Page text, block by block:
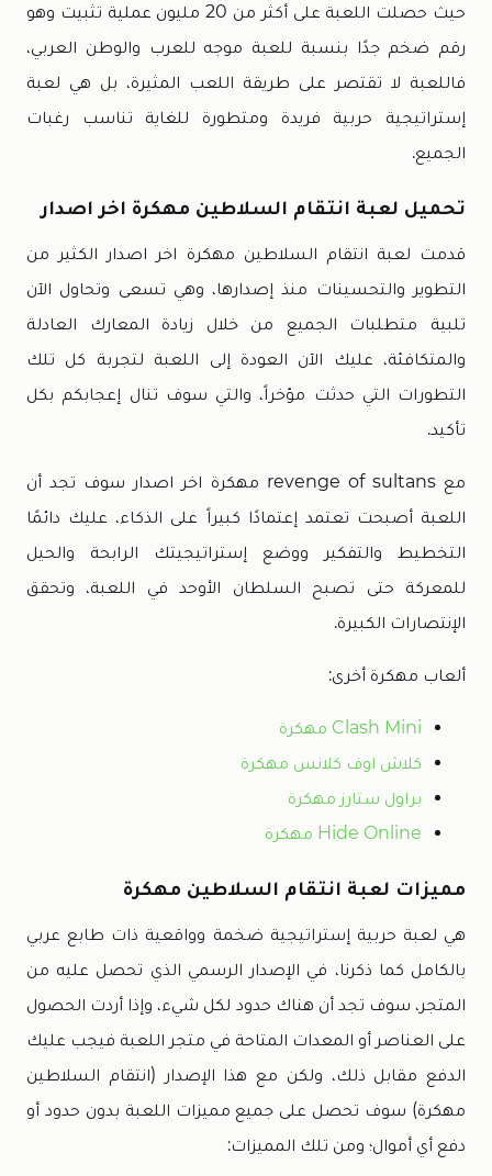
حيث حصلت اللعبة على أكثر من 20 مليون عملية تثبيت وهو
رقم ضخم جدًا بنسبة للعبة موجه للعرب والوطن العربي،
فاللعبة لا تقتصر على طريقة اللعب المثيرة، بل هي لعبة
إستراتيجية حربية فريدة ومتطورة للغاية تناسب رغبات
الجميع.
تحميل لعبة انتقام السلاطين مهكرة اخر اصدار
قدمت لعبة انتقام السلاطين مهكرة اخر اصدار الكثير من
التطوير والتحسينات منذ إصدارها، وهي تسعى وتحاول الآن
تلبية متطلبات الجميع من خلال زيادة المعارك العادلة
والمتكافئة، عليك الآن العودة إلى اللعبة لتجربة كل تلك
التطورات التي حدثت مؤخراً، والتي سوف تنال إعجابكم بكل
تأكيد.
مع revenge of sultans مهكرة اخر اصدار سوف تجد أن
اللعبة أصبحت تعتمد إعتمادًا كبيراً على الذكاء، عليك دائمًا
التخطيط والتفكير ووضع إستراتيجيتك الرابحة والحيل
للمعركة حتى تصبح السلطان الأوحد في اللعبة، وتحقق
الإنتصارات الكبيرة.
ألعاب مهكرة أخرى:
Clash Mini مهكرة
كلاش اوف كلانس مهكرة
براول ستارز مهكرة
Hide Online مهكرة
مميزات لعبة انتقام السلاطين مهكرة
هي لعبة حربية إستراتيجية ضخمة وواقعية ذات طابع عربي
بالكامل كما ذكرنا، في الإصدار الرسمي الذي تحصل عليه من
المتجر، سوف تجد أن هناك حدود لكل شيء، وإذا أردت الحصول
على العناصر أو المعدات المتاحة في متجر اللعبة فيجب عليك
الدفع مقابل ذلك، ولكن مع هذا الإصدار (انتقام السلاطين
مهكرة) سوف تحصل على جميع مميزات اللعبة بدون حدود أو
دفع أي أموال؛ ومن تلك المميزات: